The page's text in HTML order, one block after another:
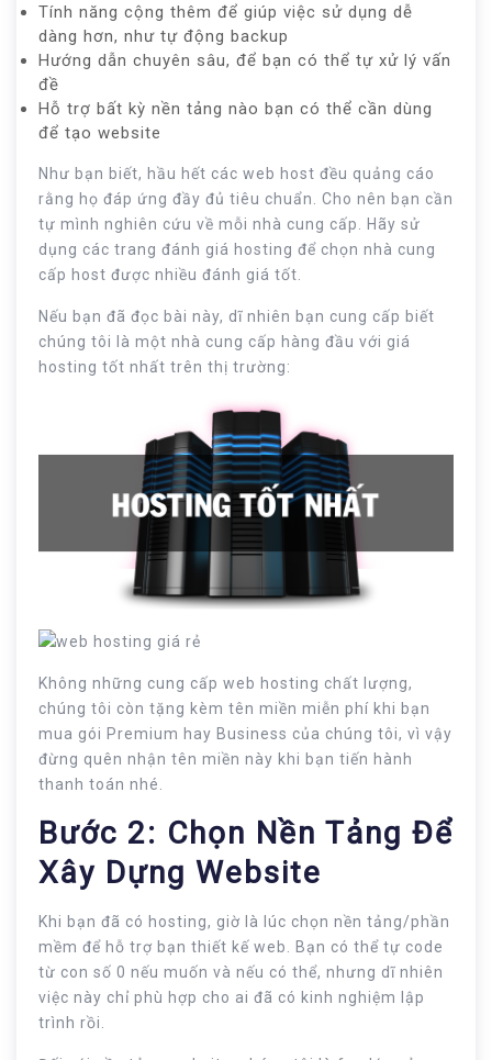
Tính năng cộng thêm để giúp việc sử dụng dễ
dàng hơn, như tự động backup
Hướng dẫn chuyên sâu, để bạn có thể tự xử lý vấn
đề
Hỗ trợ bất kỳ nền tảng nào bạn có thể cần dùng
để tạo website
Như bạn biết, hầu hết các web host đều quảng cáo
rằng họ đáp ứng đầy đủ tiêu chuẩn. Cho nên bạn cần
tự mình nghiên cứu về mỗi nhà cung cấp. Hãy sử
dụng các trang đánh giá hosting để chọn nhà cung
cấp host được nhiều đánh giá tốt.
Nếu bạn đã đọc bài này, dĩ nhiên bạn cung cấp biết
chúng tôi là một nhà cung cấp hàng đầu với giá
hosting tốt nhất trên thị trường:
Không những cung cấp web hosting chất lượng,
chúng tôi còn tặng kèm tên miền miễn phí khi bạn
mua gói Premium hay Business của chúng tôi, vì vậy
đừng quên nhận tên miền này khi bạn tiến hành
thanh toán nhé.
Bước 2: Chọn Nền Tảng Để
Xây Dựng Website
Khi bạn đã có hosting, giờ là lúc chọn nền tảng/phần
mềm để hỗ trợ bạn thiết kế web. Bạn có thể tự code
từ con số 0 nếu muốn và nếu có thể, nhưng dĩ nhiên
việc này chỉ phù hợp cho ai đã có kinh nghiệm lập
trình rồi.